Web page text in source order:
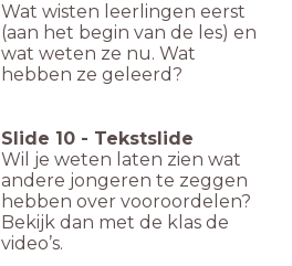
Wat wisten leerlingen eerst
(aan het begin van de les) en
wat weten ze nu. Wat
hebben ze geleerd?
Slide 10 - Tekstslide
Wil je weten laten zien wat
andere jongeren te zeggen
hebben over vooroordelen?
Bekijk dan met de klas de
video’s.